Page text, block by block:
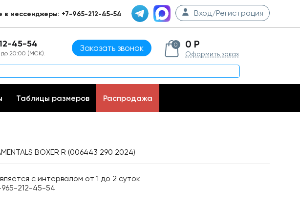
в мессенджеры: +7-965-212-45-54 Вход/Регистрация
45-54
до 20:00 (МСК).
Заказать звонок 0 0 Р
Оформить заказ
Таблицы размеров Распродажа
BOXER R (006443 290 2024)
с интервалом от 1 до 2 суток
212-45-54